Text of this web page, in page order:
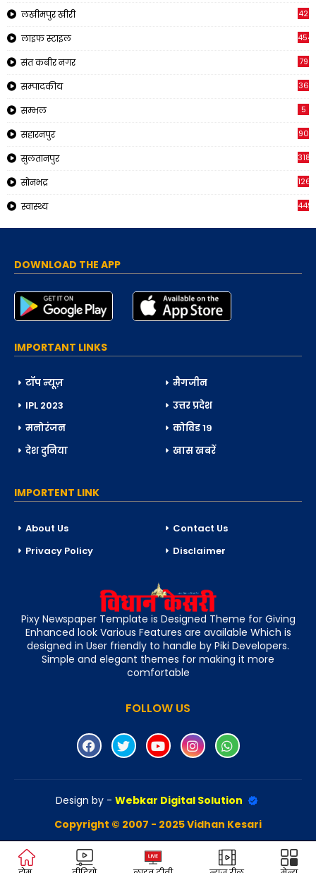
लखीमपुर खीरी 42
लाइफ स्टाइल 454
संत कबीर नगर 79
सम्पादकीय 36
सम्भल 5
सहारनपुर 90
सुलतानपुर 318
सोनभद्र 1266
स्वास्थ्य 449
DOWNLOAD THE APP
IMPORTANT LINKS
टॉप न्यूज़
मैगजीन
IPL 2023
उत्तर प्रदेश
मनोरंजन
कोविड 19
देश दुनिया
खास खबरें
IMPORTENT LINK
About Us
Contact Us
Privacy Policy
Disclaimer
Pixy Newspaper Template is Designed Theme for Giving
Enhanced look Various Features are available Which is
designed in User friendly to handle by Piki Developers.
Simple and elegant themes for making it more
comfortable
FOLLOW US
Design by - Webkar Digital Solution
Copyright © 2007 - 2025 Vidhan Kesari